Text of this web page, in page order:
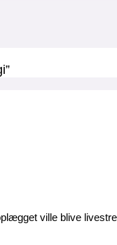
ville blive